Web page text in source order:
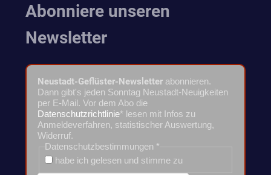
Abonniere unseren
Newsletter
Neustadt-Geflüster-Newsletter abonnieren.
Dann gibt's jeden Sonntag Neustadt-Neuigkeiten
per E-Mail. Vor dem Abo die
Datenschutzrichtlinie* lesen mit Infos zu
Anmeldeverfahren, statistischer Auswertung,
Widerruf.
Datenschutzbestimmungen *
habe ich gelesen und stimme zu